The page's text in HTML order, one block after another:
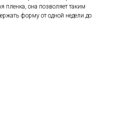
пленка, она позволяет таким
форму от одной недели до